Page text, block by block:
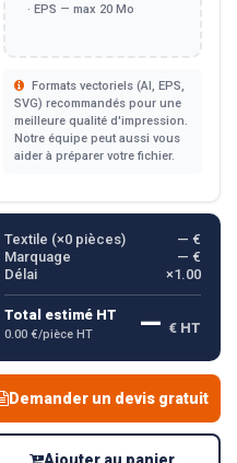
· EPS — max 20 Mo
Formats vectoriels (AI, EPS,
SVG) recommandés pour une
meilleure qualité d'impression.
Notre équipe peut aussi vous
aider à préparer votre fichier.
Textile (×0pièces)
— €
Marquage
— €
Délai
×1.00
Total estimé HT
0.00 €/pièce HT — € HT
Demander un devis gratuit